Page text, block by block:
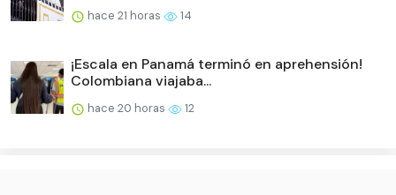
hace 21 horas 14
¡Escala en Panamá terminó en aprehensión!
Colombiana viajaba...
hace 20 horas 12